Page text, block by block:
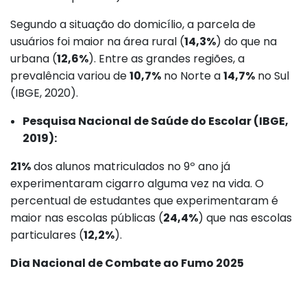
Segundo a situação do domicílio, a parcela de
usuários foi maior na área rural (14,3%) do que na
urbana (12,6%). Entre as grandes regiões, a
prevalência variou de10,7% no Norte a14,7% no Sul
(IBGE, 2020).
Pesquisa Nacional de Saúde do Escolar (IBGE,
2019):
21%dos alunos matriculados no 9º ano já
experimentaram cigarro alguma vez na vida. O
percentual de estudantes que experimentaram é
maior nas escolas públicas (24,4%) que nas escolas
particulares (12,2%).
Dia Nacional de Combate ao Fumo 2025